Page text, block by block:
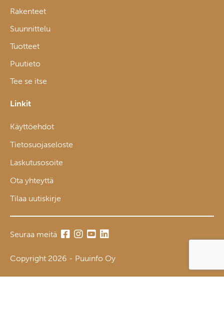
Rakenteet
Suunnittelu
Tuotteet
Puutieto
Tee se itse
Linkit
Käyttöehdot
Tietosuojaseloste
Laskutusosoite
Ota yhteyttä
Tilaa uutiskirje
Seuraa meitä
Copyright 2026 - Puuinfo Oy